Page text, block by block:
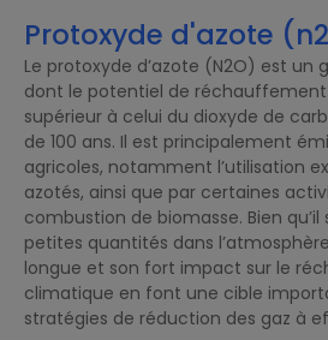
Protoxyde d'azote
Le protoxyde d’azote (N2O) est un
dont le potentiel de
supérieur à celui du dioxyde de
de 100 ans. Il est principalement
agricoles, notamment l’utilisation
azotés, ainsi que par certaines
combustion de biomasse. Bien
petites quantités dans
longue et son fort impact sur le
climatique en font une cible
stratégies de réduction des gaz à